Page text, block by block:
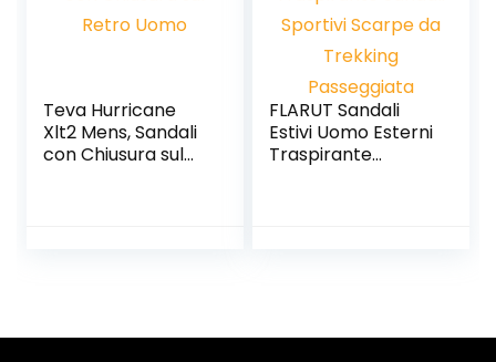
Teva Hurricane
Xlt2 Mens, Sandali
con Chiusura sul
FLARUT Sandali
Estivi Uomo Esterni
Traspirante